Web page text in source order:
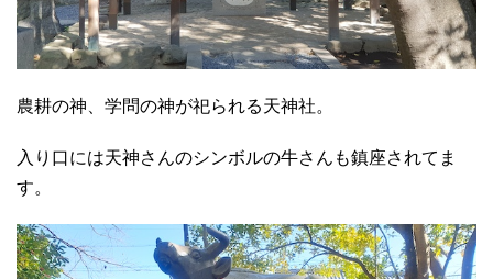
農耕の神、学問の神が祀られる天神社。
入り口には天神さんのシンボルの牛さんも鎮座されてま
す。